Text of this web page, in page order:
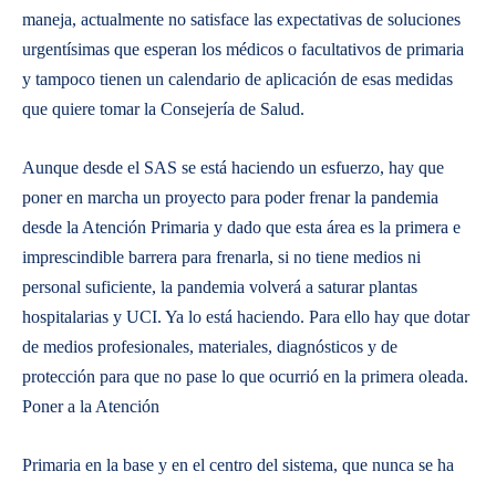
maneja, actualmente no satisface las expectativas de soluciones
urgentísimas que esperan los médicos o facultativos de primaria
y tampoco tienen un calendario de aplicación de esas medidas
que quiere tomar la Consejería de Salud.
Aunque desde el SAS se está haciendo un esfuerzo, hay que
poner en marcha un proyecto para poder frenar la pandemia
desde la Atención Primaria y dado que esta área es la primera e
imprescindible barrera para frenarla, si no tiene medios ni
personal suficiente, la pandemia volverá a saturar plantas
hospitalarias y UCI. Ya lo está haciendo. Para ello hay que dotar
de medios profesionales, materiales, diagnósticos y de
protección para que no pase lo que ocurrió en la primera oleada.
Poner a la Atención
Primaria en la base y en el centro del sistema, que nunca se ha